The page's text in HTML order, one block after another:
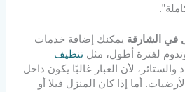
في الشارقة يمكنك إضافة خدمات
لفترة أطول، مثلتنظيف
والستائر، لأن الغبار غالبًا يكون داخل
أما إذا كان المنزل فيلا أو